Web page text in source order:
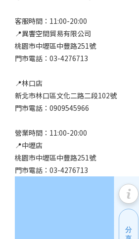
客服時間：11:00-20:00
📍異響空間貿易有限公司
桃園市中壢區中豐路251號
門市電話：03-4276713
📍林口店
新北市林口區文化二路二段102號
門市電話：0909545966
營業時間：11:00-20:00
📍中壢店
桃園市中壢區中豐路251號
門市電話：03-4276713